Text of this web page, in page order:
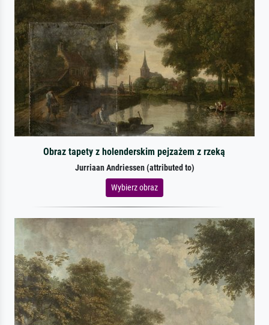
Obraz tapety z holenderskim pejzażem z rzeką
Jurriaan Andriessen (attributed to)
Wybierz obraz